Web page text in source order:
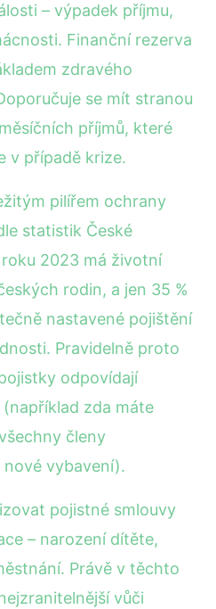
– výpadek příjmu,
Finanční rezerva
zdravého
se mít stranou
příjmů, které
v případě krize.
pilířem ochrany
statistik České
2023 má životní
rodin, a jen 35 %
nastavené pojištění
Pravidelně proto
odpovídají
zda máte
členy
vybavení).
pojistné smlouvy
– narození dítěte,
Právě v těchto
vůči